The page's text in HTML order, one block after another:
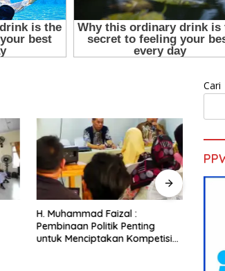
H. Muhammad Faizal :
Pembinaan Politik Penting
untuk Menciptakan Kompetisi
Cari